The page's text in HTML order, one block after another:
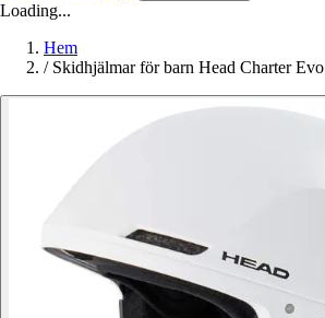
Loading...
Hem
/ Skidhjälmar för barn Head Charter Evo